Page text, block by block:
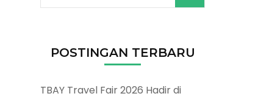
for:
POSTINGAN TERBARU
TBAY Travel Fair 2026 Hadir di